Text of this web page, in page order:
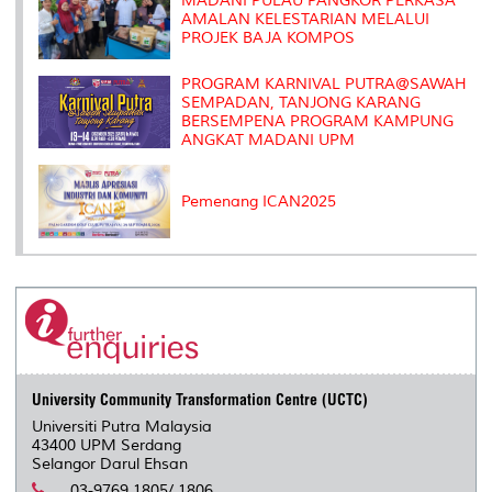
AMALAN KELESTARIAN MELALUI
PROJEK BAJA KOMPOS
PROGRAM KARNIVAL PUTRA@SAWAH
SEMPADAN, TANJONG KARANG
BERSEMPENA PROGRAM KAMPUNG
ANGKAT MADANI UPM
Pemenang ICAN2025
University Community Transformation Centre (UCTC)
Universiti Putra Malaysia
43400 UPM Serdang
Selangor Darul Ehsan